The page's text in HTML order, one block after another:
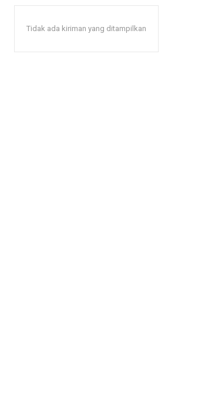
Tidak ada kiriman yang ditampilkan